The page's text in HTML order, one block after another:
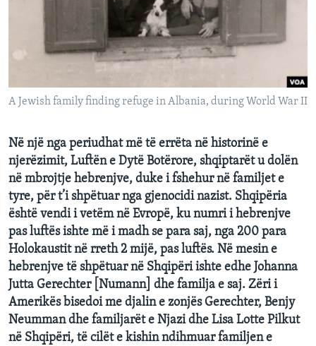
DITARI
A Jewish family finding refuge in Albania, during World War II
Në një nga periudhat më të errëta në historinë e
njerëzimit, Luftën e Dytë Botërore, shqiptarët u dolën
në mbrojtje hebrenjve, duke i fshehur në familjet e
tyre, për t’i shpëtuar nga gjenocidi nazist. Shqipëria
është vendi i vetëm në Evropë, ku numri i hebrenjve
pas luftës ishte më i madh se para saj, nga 200 para
Holokaustit në rreth 2 mijë, pas luftës. Në mesin e
hebrenjve të shpëtuar në Shqipëri ishte edhe Johanna
Jutta Gerechter [Numann] dhe familja e saj. Zëri i
Amerikës bisedoi me djalin e zonjës Gerechter, Benjy
Neumman dhe familjarët e Njazi dhe Lisa Lotte Pilkut
në Shqipëri, të cilët e kishin ndihmuar familjen e